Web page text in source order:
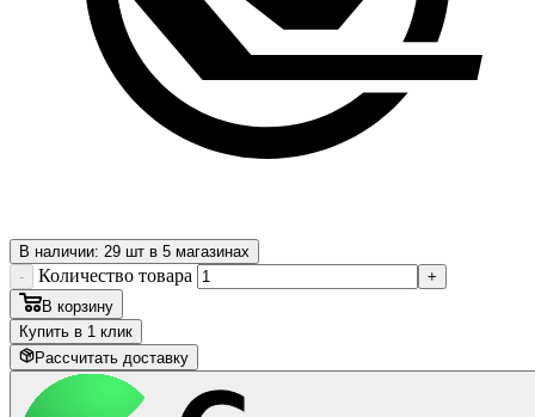
В наличии: 29 шт в 5 магазинах
-
Количество товара
+
В корзину
Купить в 1 клик
Рассчитать доставку